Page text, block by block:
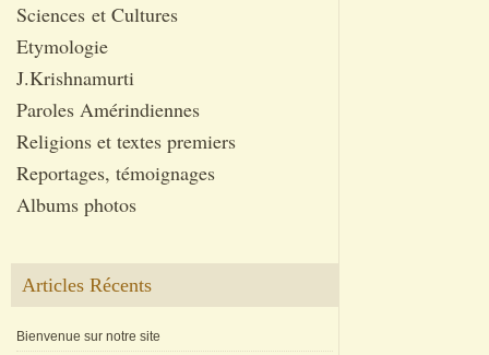
Sciences et Cultures
Etymologie
J.Krishnamurti
Paroles Amérindiennes
Religions et textes premiers
Reportages, témoignages
Albums photos
Articles Récents
Bienvenue sur notre site